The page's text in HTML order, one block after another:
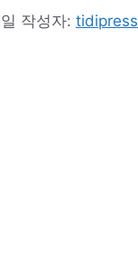
작성자: tidipress